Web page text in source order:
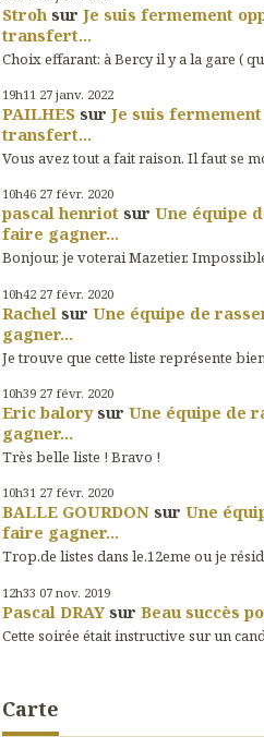
Stroh sur Je suis fermement
transfert...
Choix effarant: à Bercy il y a la gare (
19h11 27 janv. 2022
PAILHES sur Je suis
transfert...
Vous avez tout a fait raison. Il faut se
10h46 27 févr. 2020
pascal henriot sur Une équipe
faire gagner...
Bonjour, je voterai Mazetier.
10h42 27 févr. 2020
Rachel sur Une équipe de
gagner...
Je trouve que cette liste représente
10h39 27 févr. 2020
Eric balorysur Une équipe de
gagner...
Très belle liste ! Bravo !
10h31 27 févr. 2020
BALLE GOURDON sur Une
faire gagner...
Trop.de listes dans le.12eme ou je
12h33 07 nov. 2019
Pascal DRAYsur Beau succès
Cette soirée était instructive sur un
Carte